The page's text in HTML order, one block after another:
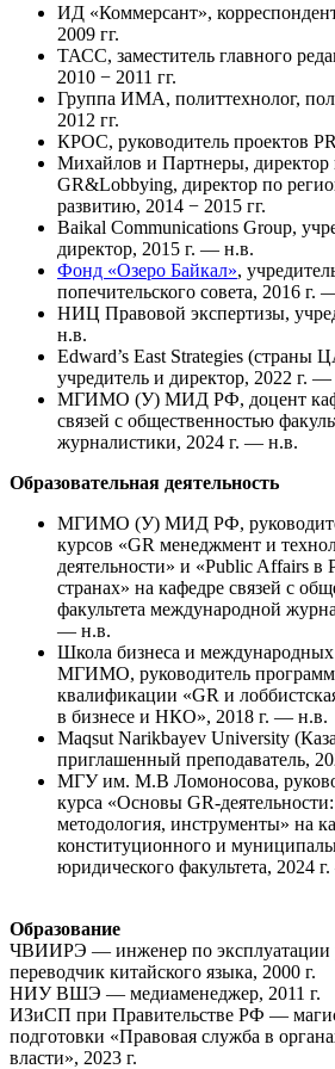
ИД «Коммерсант»,
2009 гг.
ТАСС, заместитель главного
2010 − 2011 гг.
Группа ИМА, политтехнолог,
2012 гг.
КРОС, руководитель проектов
Михайлов и Партнеры, директор
GR&Lobbying, директор по
развитию, 2014 − 2015 гг.
Baikal Communications Group,
директор, 2015 г. — н.в.
Фонд «Озеро Байкал»,
попечительского совета, 2016 г.
НИЦ Правовой экспертизы,
н.в.
Edward’s East Strategies (страны
учредитель и директор, 2022 г. —
МГИМО (У) МИД РФ, доцент
связей с общественностью
журналистики, 2024 г. — н.в.
Образовательная деятельность
МГИМО (У) МИД РФ,
курсов «GR менеджмент и
деятельности» и «Public Affairs в
странах» на кафедре связей с
факультета международной
— н.в.
Школа бизнеса и
МГИМО, руководитель
квалификации «GR и
в бизнесе и НКО», 2018 г. — н.в.
Maqsut Narikbayev University
приглашенный преподаватель,
МГУ им. М.В Ломоносова,
курса «Основы GR-
методология, инструменты» на
конституционного и
юридического факультета, 2024
Образование
ЧВИИРЭ — инженер по эксплуатации
переводчик китайского языка, 2000 г.
НИУ ВШЭ — медиаменеджер, 2011 г.
ИЗиСП при Правительстве РФ —
подготовки «Правовая служба в
власти», 2023 г.